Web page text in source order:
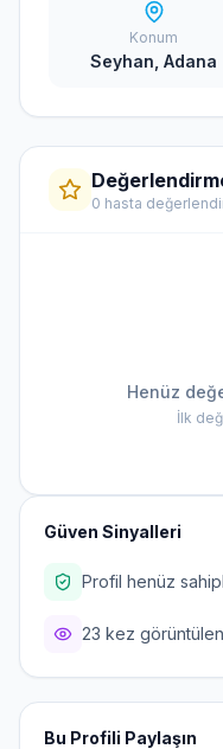
Konum
Seyhan, Adana
0 hasta
Henüz
İlk
Güven Sinyalleri
Profil henüz
23 kez
Bu Profili Paylaşın